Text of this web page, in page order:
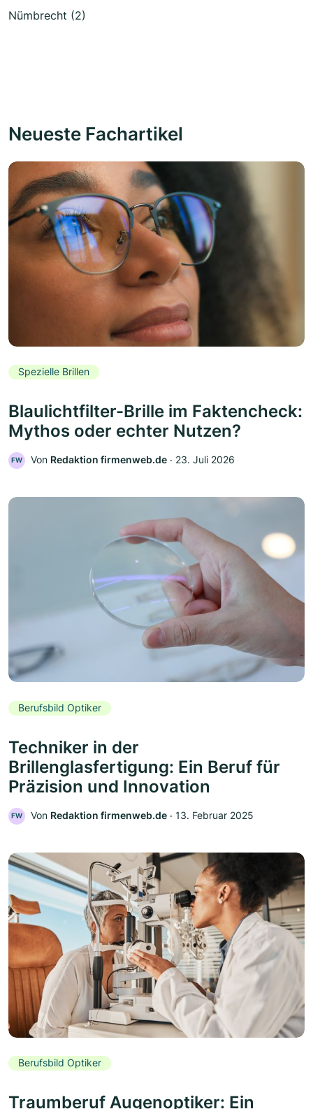
Nümbrecht (2)
Neueste Fachartikel
Spezielle Brillen
Blaulichtfilter-Brille im Faktencheck:
Mythos oder echter Nutzen?
FW Von Redaktion firmenweb.de ‧ 23. Juli 2026
Berufsbild Optiker
Techniker in der
Brillenglasfertigung: Ein Beruf für
Präzision und Innovation
FW Von Redaktion firmenweb.de ‧ 13. Februar 2025
Berufsbild Optiker
Traumberuf Augenoptiker: Ein